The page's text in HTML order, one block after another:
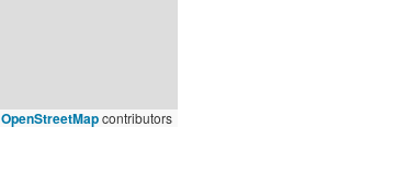
OpenStreetMapcontributors